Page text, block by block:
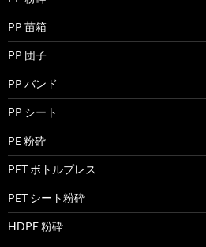
PP 苗箱
PP 団子
PP バンド
PP シート
PE 粉砕
PET ボトルプレス
PET シート粉砕
HDPE 粉砕